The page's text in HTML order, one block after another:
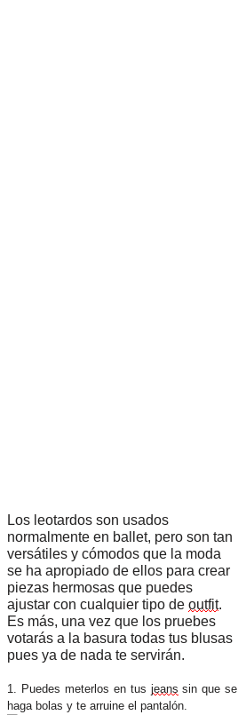
Los leotardos son usados
normalmente en ballet, pero son tan
versátiles y cómodos que la moda
se ha apropiado de ellos para crear
piezas hermosas que puedes
ajustar con cualquier tipo de outfit.
Es más, una vez que los pruebes
votarás a la basura todas tus blusas
pues ya de nada te servirán.
1. Puedes meterlos en tus jeans sin que se
haga bolas y te arruine el pantalón.